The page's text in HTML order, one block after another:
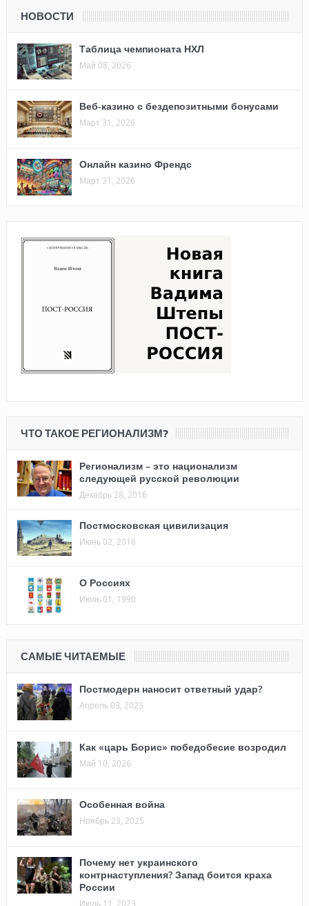
НОВОСТИ
Таблица чемпионата НХЛ
Май 08, 2026
Веб-казино с бездепозитными бонусами
Март 31, 2026
Онлайн казино Френдс
Март 31, 2026
ЧТО ТАКОЕ РЕГИОНАЛИЗМ?
Регионализм – это национализм
следующей русской революции
Декабрь 28, 2016
Постмосковская цивилизация
Июнь 02, 2016
О Россиях
Июль 01, 1990
САМЫЕ ЧИТАЕМЫЕ
Постмодерн наносит ответный удар?
Апрель 03, 2023
Как «царь Борис» победобесие возродил
Май 10, 2026
Особенная война
Ноябрь 23, 2025
Почему нет украинского
контрнаступления? Запад боится краха
России
Июль 11, 2023